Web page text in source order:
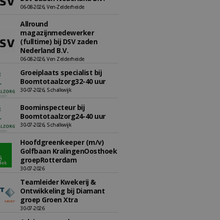
06-08-2026, Ven-Zelderheide
Allround
magazijnmedewerker
(fulltime) bij DSV zaden
Nederland B.V.
06-08-2026, Ven Zelderheide
Groeiplaats specialist bij
Boomtotaalzorg32-40 uur
30-07-2026, Schalkwijk
Boominspecteur bij
Boomtotaalzorg24-40 uur
30-07-2026, Schalkwijk
Hoofdgreenkeeper (m/v)
Golfbaan KralingenOosthoek
groepRotterdam
30-07-2026
Teamleider Kwekerij &
Ontwikkeling bij Diamant
groep Groen Xtra
30-07-2026